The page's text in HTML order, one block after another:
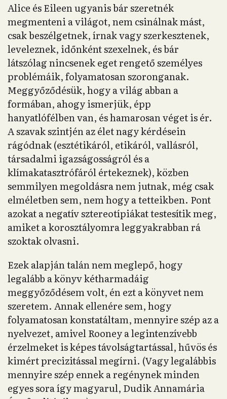
Alice és Eileen ugyanis bár szeretnék
megmenteni a világot, nem csinálnak mást,
csak beszélgetnek, írnak vagy szerkesztenek,
leveleznek, időnként szexelnek, és bár
látszólag nincsenek eget rengető személyes
problémáik, folyamatosan szoronganak.
Meggyőződésük, hogy a világ abban a
formában, ahogy ismerjük, épp
hanyatlófélben van, és hamarosan véget is ér.
A szavak szintjén az élet nagy kérdésein
rágódnak (esztétikáról, etikáról, vallásról,
társadalmi igazságosságról és a
klímakatasztrófáról értekeznek), közben
semmilyen megoldásra nem jutnak, még csak
elméletben sem, nem hogy a tetteikben. Pont
azokat a negatív sztereotípiákat testesítik meg,
amiket a korosztályomra leggyakrabban rá
szoktak olvasni.
Ezek alapján talán nem meglepő, hogy
legalább a könyv kétharmadáig
meggyőződésem volt, én ezt a könyvet nem
szeretem. Annak ellenére sem, hogy
folyamatosan konstatáltam, mennyire szép az a
nyelvezet, amivel Rooney a legintenzívebb
érzelmeket is képes távolságtartással, hűvös és
kimért precizitással megírni. (Vagy legalábbis
mennyire szép ennek a regénynek minden
egyes sora így magyarul, Dudik Annamária